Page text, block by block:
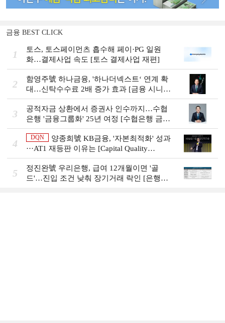
금융 BEST CLICK
1
토스, 토스페이먼츠 흡수해 페이·PG 일원
화…결제사업 속도 [토스 결제사업 재편]
2
함영주號 하나금융, '하나더넥스트‘ 연계 확
대…신탁수수료 2배 증가 효과 [금융 시니어
비즈니스 돋보기]
3
공적자금 상환에서 증권사 인수까지…수협
은행 '금융그룹화' 25년 여정 [수협은행 금융
그룹의 꿈①]
4
DQN
양종희號 KB금융, '자본최적화' 성과
···AT1 재등판 이유는 [Capital Quality
Review]]
5
정진완號 우리은행, 급여 12개월이면 '골
드'…진입 조건 낮춰 장기거래 락인 [은행권